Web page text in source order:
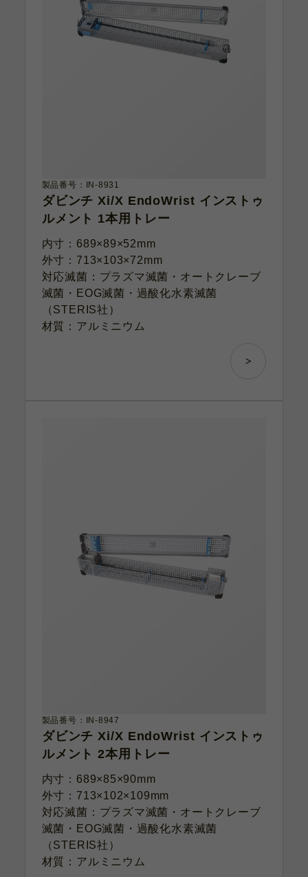
製品番号：IN-8931
ダビンチ Xi/X EndoWrist インストゥ
ルメント 1本用トレー
内寸：689×89×52mm
外寸：713×103×72mm
対応滅菌：プラズマ滅菌・オートクレーブ
滅菌・EOG滅菌・過酸化水素滅菌
（STERIS社）
材質：アルミニウム
製品番号：IN-8947
ダビンチ Xi/X EndoWrist インストゥ
ルメント 2本用トレー
内寸：689×85×90mm
外寸：713×102×109mm
対応滅菌：プラズマ滅菌・オートクレーブ
滅菌・EOG滅菌・過酸化水素滅菌
（STERIS社）
材質：アルミニウム